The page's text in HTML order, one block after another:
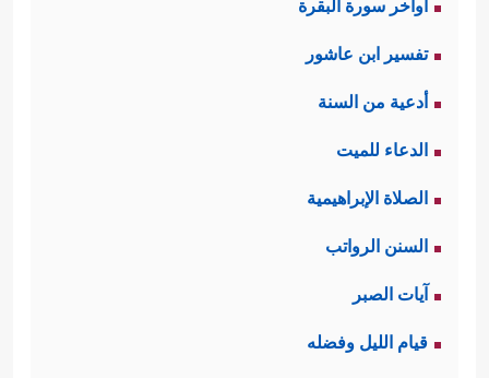
اواخر سورة البقرة
تفسير ابن عاشور
أدعية من السنة
الدعاء للميت
الصلاة الإبراهيمية
السنن الرواتب
آيات الصبر
قيام الليل وفضله